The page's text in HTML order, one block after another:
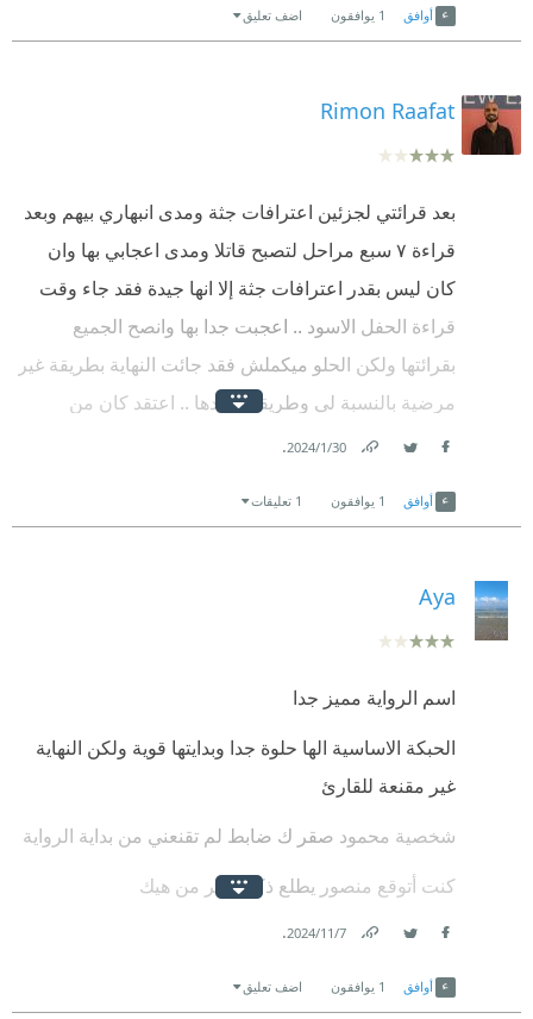
نعم يدخل الرجل إلى المنزل لتبدأ معه أحداث كبيرة
لم تكن النهاية عادية أو متوقعة...
والشيء المشترك بين هؤلاء الأطباء.
أنصح بقرائتها.
أوافق 1 يوافقون اضف تعليق
Rimon Raafat
بعد قرائتي لجزئين اعترافات جثة ومدى انبهاري بيهم وبعد
قراءة ٧ سبع مراحل لتصبح قاتلا ومدى اعجابي بها وان
كان ليس بقدر اعترافات جثة إلا انها جيدة فقد جاء وقت
قراءة الحفل الاسود .. اعجبت جدا بها وانصح الجميع
بقرائتها ولكن الحلو ميكملش فقد جائت النهاية بطريقة غير
مرضية بالنسبة لي وطريقة سردها .. اعتقد كان من
الممكن كتابة النهاية بطريقة افضل ولكن في المجمل
طقوس الظلام انها تكون مثل اخواتها رواية ممتعة كعادة
30‏/1‏/2024
.
أوافق 1 يوافقون 1 تعليقات
Aya
اسم الرواية مميز جدا
الحبكة الاساسية الها حلوة جدا وبدايتها قوية ولكن النهاية
غير مقنعة للقارئ
شخصية محمود صقر ك ضابط لم تقنعني من بداية الرواية
كنت أتوقع منصور يطلع ذكي اكثر من هيك
الرواية جدا مشوقة وجذب كبير للقارئ
تستاهل ⭐⭐⭐
7‏/11‏/2024
.
أوافق 1 يوافقون اضف تعليق